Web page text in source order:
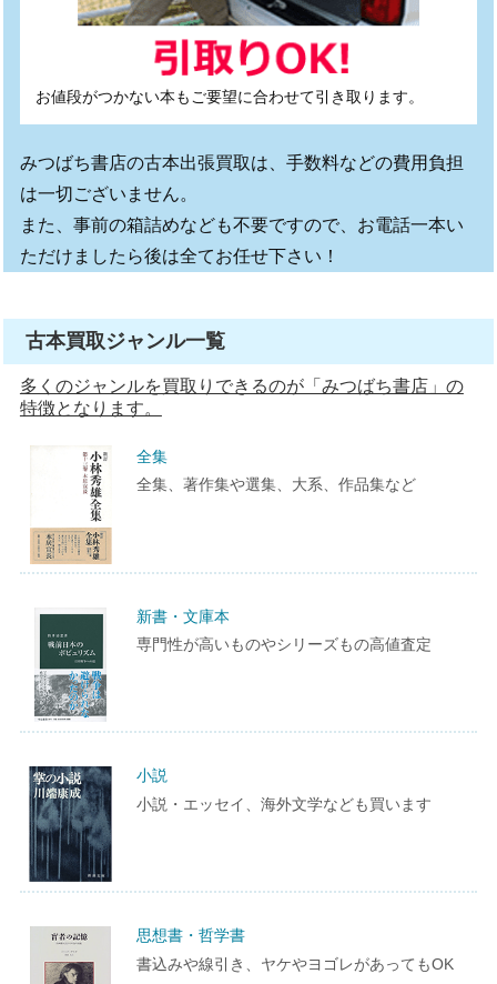
お値段がつかない本もご要望に合わせて引き取ります。
みつばち書店の古本出張買取は、手数料などの費用負担
は一切ございません。
また、事前の箱詰めなども不要ですので、お電話一本い
ただけましたら後は全てお任せ下さい！
古本買取ジャンル一覧
多くのジャンルを買取りできるのが「みつばち書店」の
特徴となります。
全集
全集、著作集や選集、大系、作品集など
新書・文庫本
専門性が高いものやシリーズもの高値査定
小説
小説・エッセイ、海外文学なども買います
思想書・哲学書
書込みや線引き、ヤケやヨゴレがあってもOK